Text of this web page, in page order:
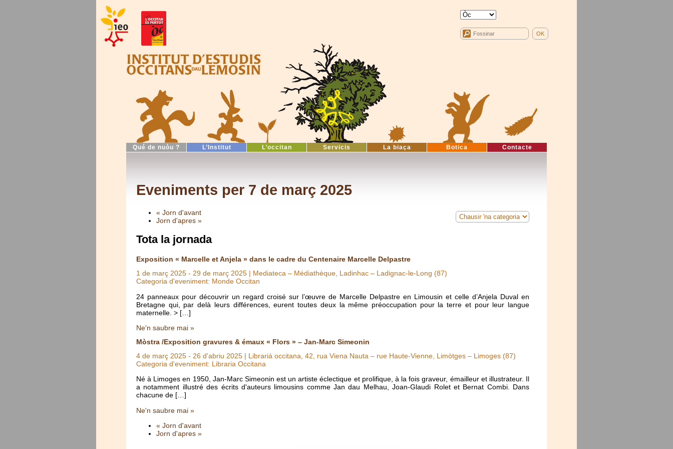
Qué de nuòu ? L’Institut L’occitan Servicis La biaça Botica Contacte
Eveniments per 7 de març 2025
« Jorn d'avant
Jorn d'apres »
Tota la jornada
Exposition « Marcelle et Anjela » dans le cadre du Centenaire Marcelle Delpastre
1 de març 2025 - 29 de març 2025 | Mediateca – Médiathèque, Ladinhac – Ladignac-le-Long (87)
Categoria d'eveniment: Monde Occitan
24 panneaux pour découvrir un regard croisé sur l’œuvre de Marcelle Delpastre en Limousin et celle d’Anjela Duval en
Bretagne qui, par delà leurs différences, eurent toutes deux la même préoccupation pour la terre et pour leur langue
maternelle. > […]
Ne'n saubre mai »
Mòstra /Exposition gravures & émaux « Flors » – Jan-Marc Simeonin
4 de març 2025 - 26 d'abriu 2025 | Librariá occitana, 42, rua Viena Nauta – rue Haute-Vienne, Limòtges – Limoges (87)
Categoria d'eveniment: Libraria Occitana
Né à Limoges en 1950, Jan-Marc Simeonin est un artiste éclectique et prolifique, à la fois graveur, émailleur et illustrateur. Il
a notamment illustré des écrits d'auteurs limousins comme Jan dau Melhau, Joan-Glaudi Rolet et Bernat Combi. Dans
chacune de […]
Ne'n saubre mai »
« Jorn d'avant
Jorn d'apres »